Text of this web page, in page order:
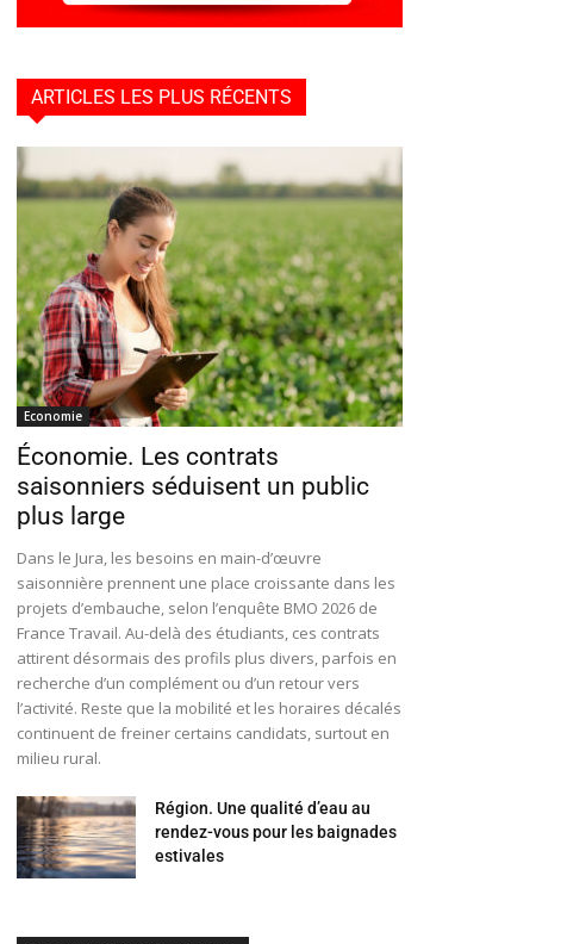
ARTICLES LES PLUS RÉCENTS
Economie
Économie. Les contrats
saisonniers séduisent un public
plus large
Dans le Jura, les besoins en main-d’œuvre
saisonnière prennent une place croissante dans les
projets d’embauche, selon l’enquête BMO 2026 de
France Travail. Au-delà des étudiants, ces contrats
attirent désormais des profils plus divers, parfois en
recherche d’un complément ou d’un retour vers
l’activité. Reste que la mobilité et les horaires décalés
continuent de freiner certains candidats, surtout en
milieu rural.
Région. Une qualité d’eau au
rendez-vous pour les baignades
estivales